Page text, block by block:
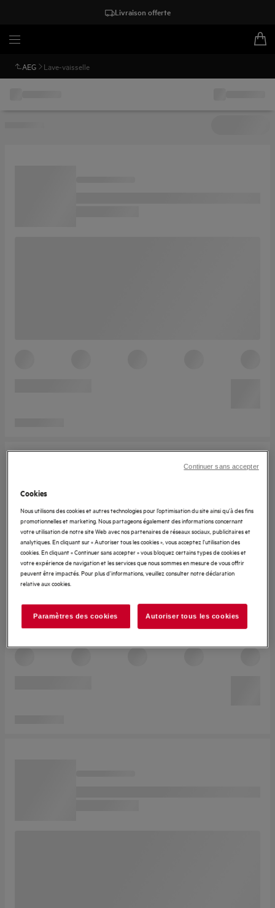
Livraison offerte
AEG Lave-vaisselle
Cookies
Nous utilisons des cookies et autres technologies pour l’optimisation du site ainsi qu’à des fins
promotionnelles et marketing. Nous partageons également des informations concernant
votre utilisation de notre site Web avec nos partenaires de réseaux sociaux, publicitaires et
analytiques. En cliquant sur « Autoriser tous les cookies », vous acceptez l'utilisation des
cookies. En cliquant « Continuer sans accepter » vous bloquez certains types de cookies et
votre expérience de navigation et les services que nous sommes en mesure de vous offrir
peuvent être impactés. Pour plus d'informations, veuillez consulter notre déclaration
relative aux cookies.
Paramètres des cookies Autoriser tous les cookies
Continuer sans accepter